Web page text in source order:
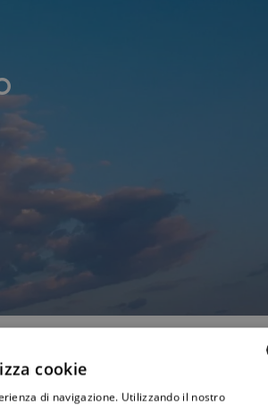
cookie
di navigazione. Utilizzando il nostro